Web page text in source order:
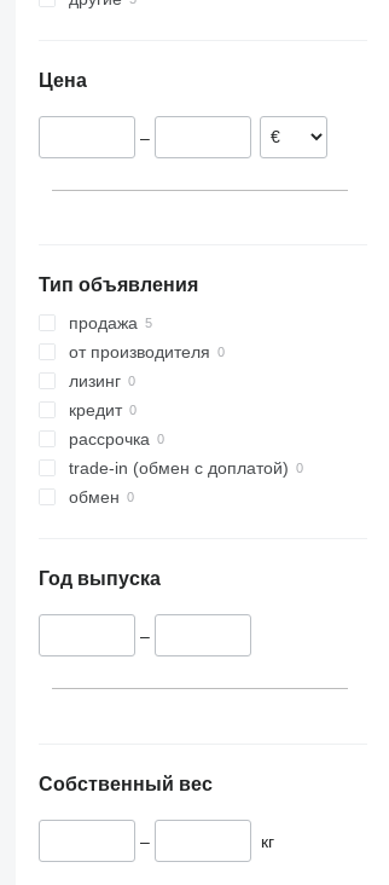
Цена
–
Тип объявления
продажа
от производителя
лизинг
кредит
рассрочка
trade-in (обмен с доплатой)
обмен
Год выпуска
–
Собственный вес
– кг